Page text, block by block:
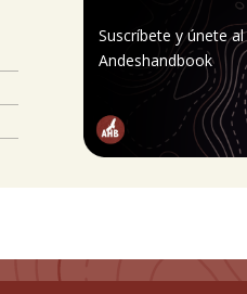
Suscríbete y únete
Andeshandbook